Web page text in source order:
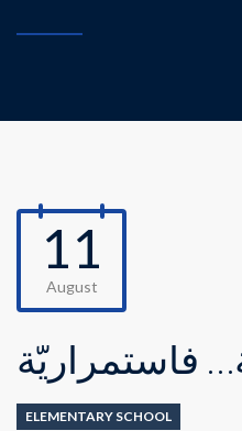
11
August
فاستمراريّة
ELEMENTARY SCHOOL